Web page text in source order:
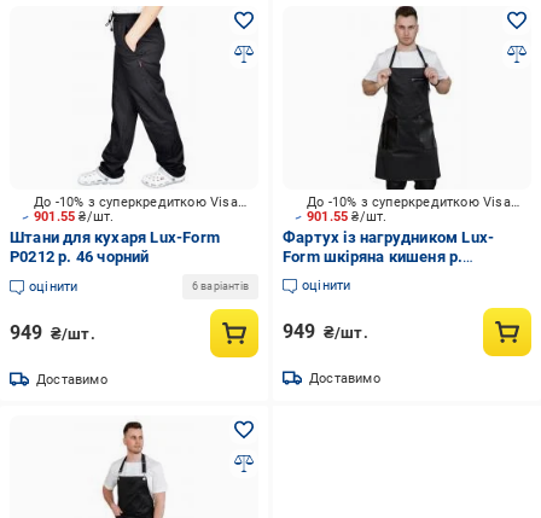
901.55₴/шт.
До -10% з суперкредиткою Visa Вигода
Штани для кухаря Lux-Form
P0212 р. 46 чорний
оцінити 6 варіантів
949 ₴/шт.
Доставимо
901.55₴/шт.
До -10% з суперкредиткою Visa Вигода
Фартух із нагрудником Lux-
Form шкіряна кишеня р.
універсальний чорний
оцінити
949 ₴/шт.
Доставимо